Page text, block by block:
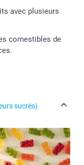
avec plusieurs
comestibles de
sucrés)